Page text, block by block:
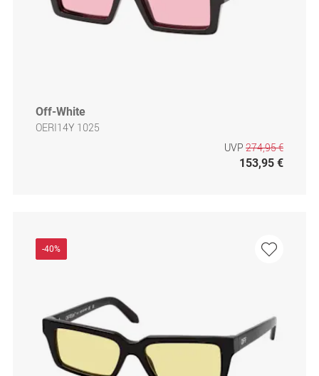
Off-White
OERI14Y 1025
UVP 274,95 €
153,95 €
-40%